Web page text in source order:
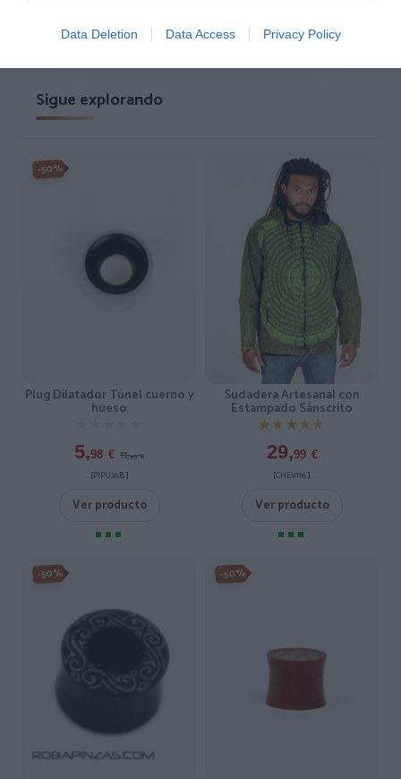
Data Deletion Data Access Privacy Policy
Ver detalles
Sigue explorando
-50%
Plug Dilatador Túnel cuerno y
hueso
5,98 € 11,95 €
[PIPU26B ]
Ver producto
Sudadera Artesanal con
Estampado Sánscrito
★★★★★
★★★★★
29,99 €
[CHEV116 ]
Ver producto
-50% -50%